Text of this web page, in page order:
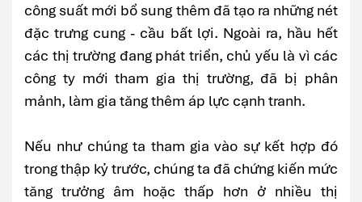
công suất mới bổ sung thêm đã tạo ra những nét
đặc trưng cung - cầu bất lợi. Ngoài ra, hầu hết
các thị trường đang phát triển, chủ yếu là vì các
công ty mới tham gia thị trường, đã bị phân
mảnh, làm gia tăng thêm áp lực cạnh tranh.
Nếu như chúng ta tham gia vào sự kết hợp đó
trong thập kỷ trước, chúng ta đã chứng kiến mức
tăng trưởng âm hoặc thấp hơn ở nhiều thị